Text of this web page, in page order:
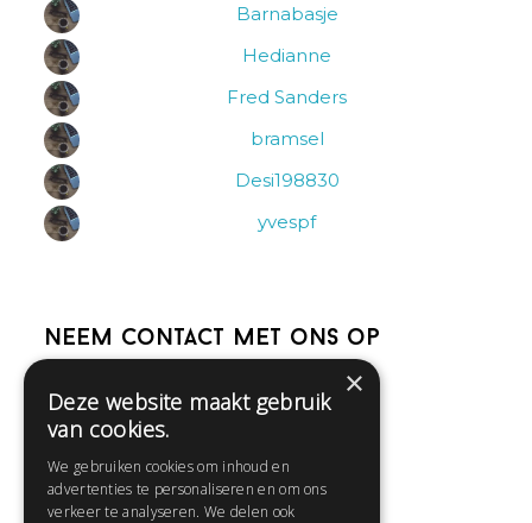
Barnabasje
Hedianne
Fred Sanders
bramsel
Desi198830
yvespf
Neem contact met ons op
Help
Contact
Huisregels
×
Deze website maakt gebruik
van cookies.
We gebruiken cookies om inhoud en
advertenties te personaliseren en om ons
verkeer te analyseren. We delen ook